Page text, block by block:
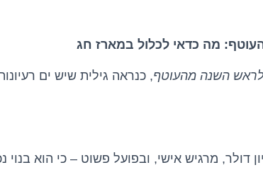
מה כדאי לכלול במארז חג
השנה מהעוטף, כנראה גילית שיש ים
דולר, מרגיש אישי, ובפועל פשוט – כי הוא בנוי